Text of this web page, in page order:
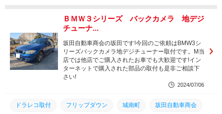
レクサス プラド ランクル
ランクル300 セキュリティ VIPER
ＢＭＷ３シリーズ バックカメラ 地デジ
チューナ...
坂田自動車商会の坂田です!今回のご依頼はBMW3シ
リーズバックカメラ地デジチューナー取付です。M当
店では他店でご購入されたお車でも大歓迎です!イン
ターネットで購入された部品の取付も是非ご相談下
さい!
2024/07/06
ドラレコ取付 フリップダウン 城南町 坂田自動車商会